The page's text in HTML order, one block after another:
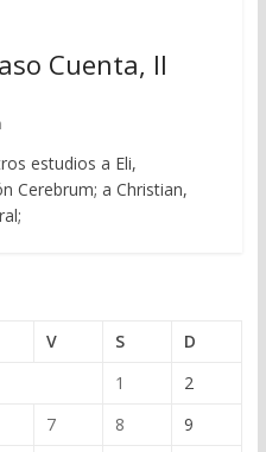
Cuenta, II
estudios a Eli,
Cerebrum; a Christian,
V S
D
1
2
7 8
9